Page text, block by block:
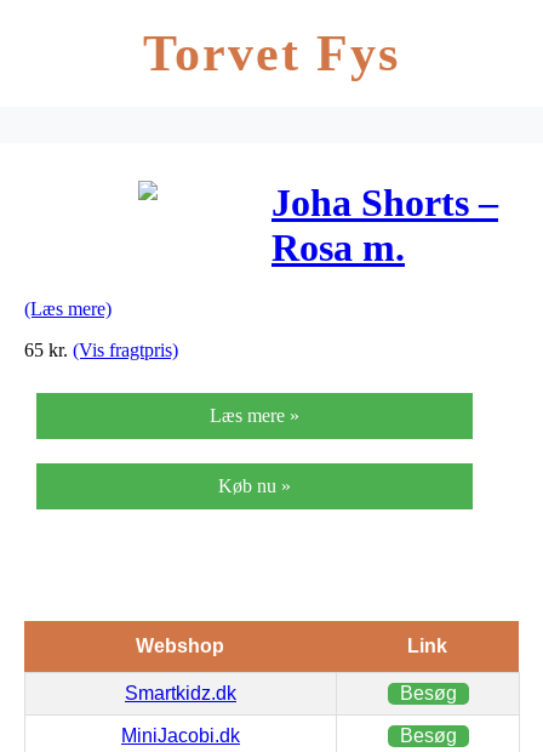
Torvet Fys
Joha Shorts –
Rosa m.
(Læs mere)
65 kr. (Vis fragtpris)
Læs mere »
Køb nu »
Webshop Link
Smartkidz.dk Besøg
MiniJacobi.dk Besøg